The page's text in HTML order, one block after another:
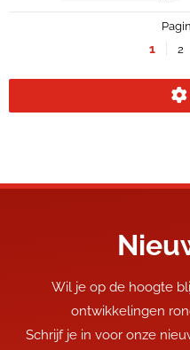
1 2
Wil je op de hoogte
ontwikkelingen
Schrijf je in voor onze